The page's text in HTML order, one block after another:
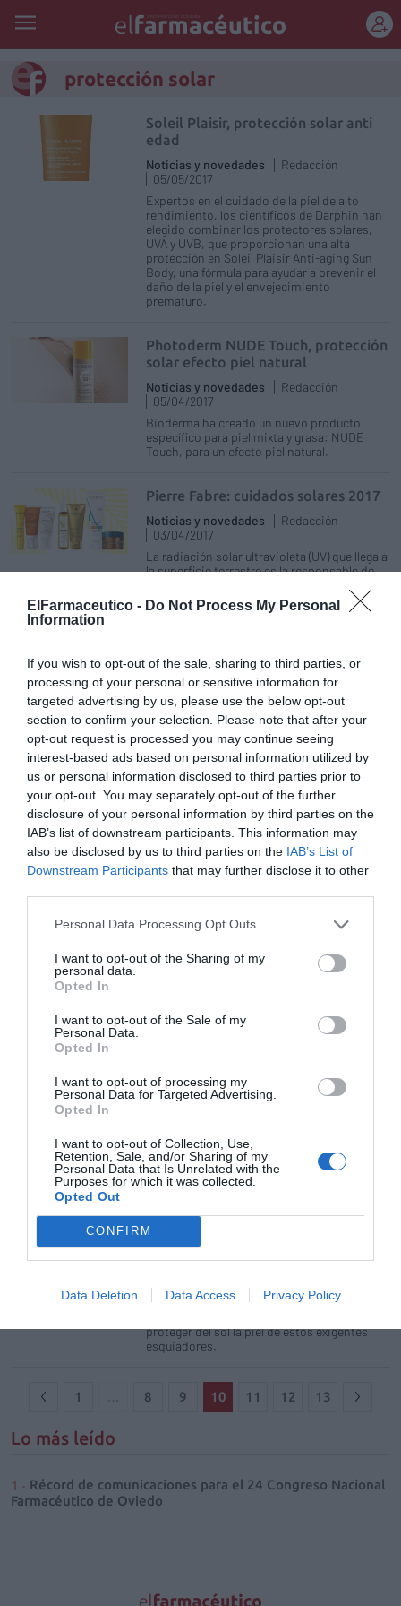
ElFarmaceutico - Do Not Process My Personal
Information
If you wish to opt-out of the sale, sharing to third parties, or
processing of your personal or sensitive information for
targeted advertising by us, please use the below opt-out
section to confirm your selection. Please note that after your
opt-out request is processed you may continue seeing
interest-based ads based on personal information utilized by
us or personal information disclosed to third parties prior to
your opt-out. You may separately opt-out of the further
disclosure of your personal information by third parties on the
IAB’s list of downstream participants. This information may
also be disclosed by us to third parties on the IAB’s List of
Downstream Participants that may further disclose it to other
Personal Data Processing Opt Outs
I want to opt-out of the Sharing of my
personal data.
Opted In
I want to opt-out of the Sale of my
Personal Data.
Opted In
I want to opt-out of processing my
Personal Data for Targeted Advertising.
Opted In
I want to opt-out of Collection, Use,
Retention, Sale, and/or Sharing of my
Personal Data that Is Unrelated with the
Purposes for which it was collected.
Opted Out
CONFIRM
Data Deletion Data Access Privacy Policy
protección solar
Soleil Plaisir, protección solar anti
edad
Noticias y novedades
Redacción
05/05/2017
Expertos en el cuidado de la piel de alto
rendimiento, los científicos de Darphin han
elegido combinar los protectores solares,
UVA y UVB, que proporcionan una alta
protección en Soleil Plaisir Anti-aging Sun
Body, una fórmula para ayudar a prevenir el
daño de la piel y el envejecimiento
prematuro.
Photoderm NUDE Touch, protección
solar efecto piel natural
Noticias y novedades
Redacción
05/04/2017
Bioderma ha creado un nuevo producto
específico para piel mixta y grasa: NUDE
Touch, para un efecto piel natural.
Pierre Fabre: cuidados solares 2017
Noticias y novedades
Redacción
03/04/2017
La radiación solar ultravioleta (UV) que llega a
la superficie terrestre es la responsable de
como quemaduras, alergias, queratosis
actínicas o cáncer de piel, además de ser
Singuladerm amplía su gama
XpertSun
Noticias y novedades
Redacción
15/03/2017
SingulaDerm prosigue en el diseño de una
nueva generación de mecanismos de
fotoprotección y lanza tres nuevos
productos de su gama de protección solar
XpertSunTM.
¿Saben tus clientes interpretar el
etiquetado de los productos de
protección solar?
Salud Redacción
por la prestigiosa revista JAMA Dermatology
recoge las conclusiones de un estudio
evaluar la comprensión de los consumidores
del etiquetado de los fotoprotectores y su
Los monitores de esquí españoles
con la triple protección solar de
Ladival
Noticias y novedades
Con la llegada del frío y la nieve el Equipo de
Demostradores de la Escuela Española de
Esquí (EEE), responsable de formar a todos
los monitores de esquí en España, ha
en los Alpes Austríacos y Baqueira Beret, y
por quinto año consecutivo Ladival®, triple
proteger del sol la piel de estos exigentes
esquiadores.
1 8 9 10 11 12 13
Lo más leído
Récord de comunicaciones para el 24 Congreso Nacional
Farmacéutico de Oviedo